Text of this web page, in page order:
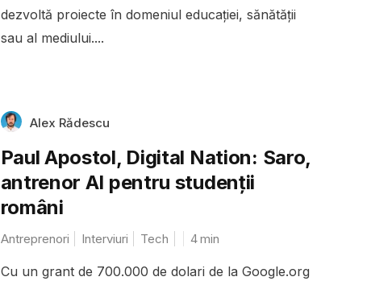
dezvoltă proiecte în domeniul educației, sănătății
sau al mediului....
Alex Rădescu
Paul Apostol, Digital Nation: Saro,
antrenor AI pentru studenții
români
Antreprenori Interviuri Tech 4min
Cu un grant de 700.000 de dolari de la Google.org